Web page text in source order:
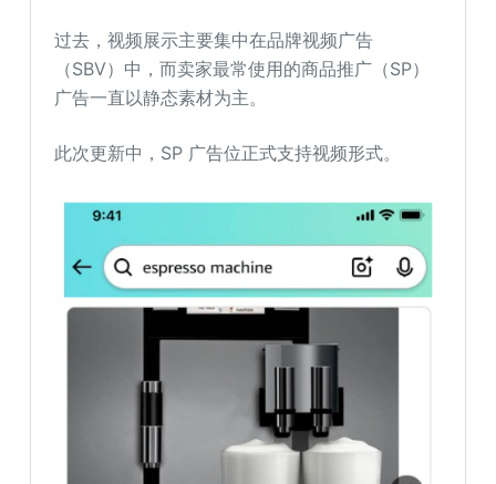
过去，视频展示主要集中在品牌视频广告
（SBV）中，而卖家最常使用的商品推广（SP）
广告一直以静态素材为主。
此次更新中，SP 广告位正式支持视频形式。